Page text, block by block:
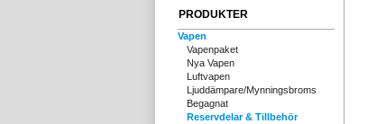
PRODUKTER
Vapen
Vapenpaket
Nya Vapen
Luftvapen
Ljuddämpare/Mynningsbroms
Begagnat
Reservdelar & Tillbehör